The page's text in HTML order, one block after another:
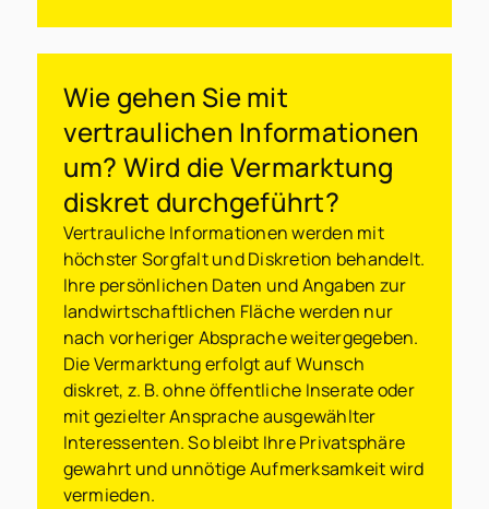
Ein erfahrener Agrarmakler bietet Ihnen
nicht nur fundierte Marktkenntnisse und
Zugang zu einem breiten Netzwerk und spart
Ihnen wertvolle Zeit. Es ist wichtig, die Vor-
und Nachteile beider Optionen zu prüfen und
die Lösung zu wählen, die am besten zu Ihren
Zielen und Bedürfnissen passt.
Wie gehen Sie mit
vertraulichen Informationen
um? Wird die Vermarktung
diskret durchgeführt?
Vertrauliche Informationen werden mit
höchster Sorgfalt und Diskretion behandelt.
Ihre persönlichen Daten und Angaben zur
landwirtschaftlichen Fläche werden nur
nach vorheriger Absprache weitergegeben.
Die Vermarktung erfolgt auf Wunsch
diskret, z. B. ohne öffentliche Inserate oder
mit gezielter Ansprache ausgewählter
Interessenten. So bleibt Ihre Privatsphäre
gewahrt und unnötige Aufmerksamkeit wird
vermieden.